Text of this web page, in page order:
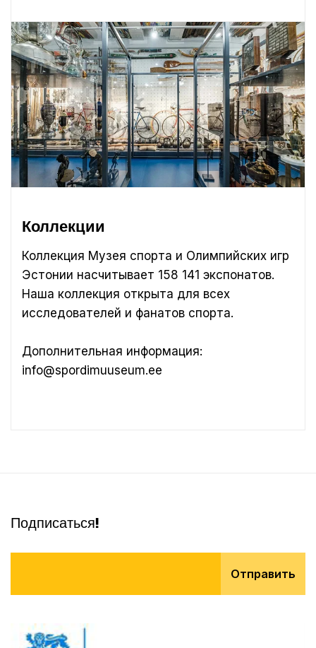
Коллекции
Коллекция Музея спорта и Олимпийских игр
Эстонии насчитывает 158 141 экспонатов.
Наша коллекция открыта для всех
исследователей и фанатов спорта.
Дополнительная информация:
info@spordimuuseum.ee
Подписаться!
Отправить